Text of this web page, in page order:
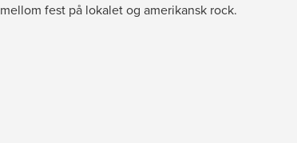
mellom fest på lokalet og amerikansk rock.